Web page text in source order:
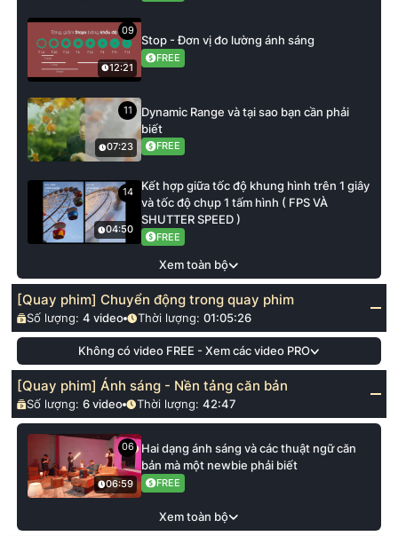
09
12:21
Stop - Đơn vị đo lường ánh sáng
FREE
11
07:23
Dynamic Range và tại sao bạn cần phải
biết
FREE
14
04:50
Kết hợp giữa tốc độ khung hình trên 1 giây
và tốc độ chụp 1 tấm hình ( FPS VÀ
SHUTTER SPEED )
FREE
Xem toàn bộ
[Quay phim] Chuyển động trong quay phim
Số lượng:4 video Thời lượng: 01:05:26
Không có video FREE - Xem các video PRO
[Quay phim] Ánh sáng - Nền tảng căn bản
Số lượng:6 video Thời lượng: 42:47
06
06:59
Hai dạng ánh sáng và các thuật ngữ căn
bản mà một newbie phải biết
FREE
Xem toàn bộ